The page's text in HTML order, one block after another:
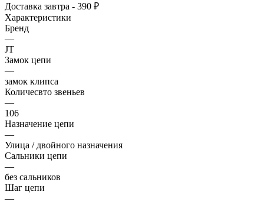
Доставка завтра - 390 ₽
Характеристики
Бренд
—
JT
Замок цепи
—
замок клипса
Количесвто звеньев
—
106
Назначение цепи
—
Улица / двойного назначения
Сальники цепи
—
без сальников
Шаг цепи
—